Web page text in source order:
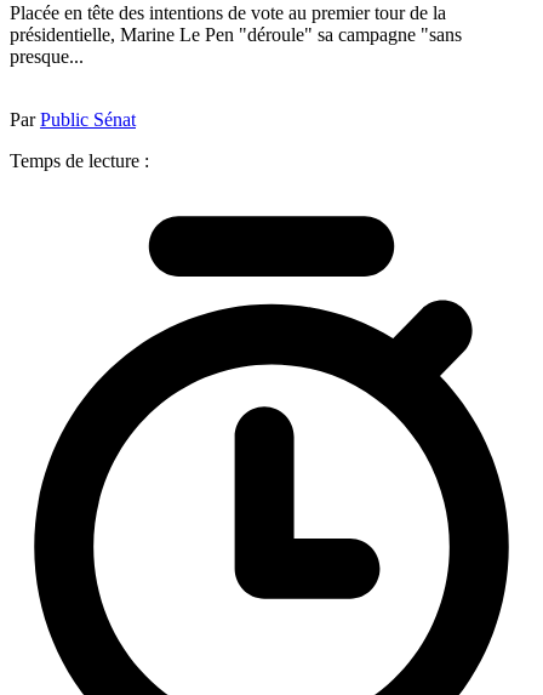
Placée en tête des intentions de vote au premier tour de la
présidentielle, Marine Le Pen "déroule" sa campagne "sans
presque...
ParPublic Sénat
Temps de lecture :